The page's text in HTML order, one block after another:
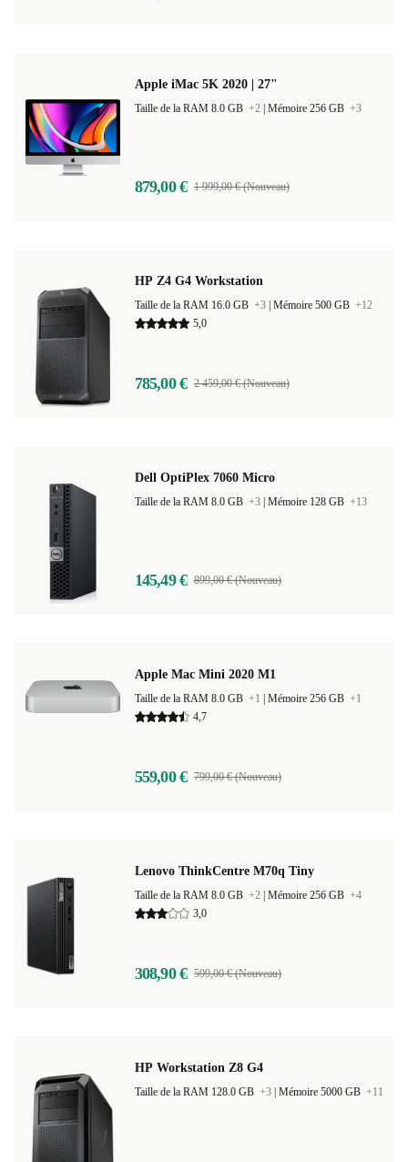
Apple iMac 5K 2020 | 27"
Taille de la RAM 8.0 GB +2 Mémoire 256 GB +3
879,00 € 1 999,00 € (Nouveau)
HP Z4 G4 Workstation
Taille de la RAM 16.0 GB +3 Mémoire 500 GB +12
5,0
785,00 € 2 459,00 € (Nouveau)
Dell OptiPlex 7060 Micro
Taille de la RAM 8.0 GB +3 Mémoire 128 GB +13
145,49 € 899,00 € (Nouveau)
Apple Mac Mini 2020 M1
Taille de la RAM 8.0 GB +1 Mémoire 256 GB +1
4,7
559,00 € 799,00 € (Nouveau)
Lenovo ThinkCentre M70q Tiny
Taille de la RAM 8.0 GB +2 Mémoire 256 GB +4
3,0
308,90 € 599,00 € (Nouveau)
HP Workstation Z8 G4
Taille de la RAM 128.0 GB +3 Mémoire 5000 GB +11